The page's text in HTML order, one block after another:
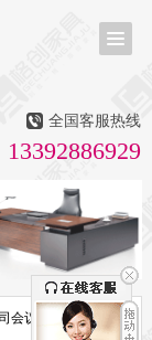
经理办公桌
全国客服热线
13392886929
会议椅_公司会议椅